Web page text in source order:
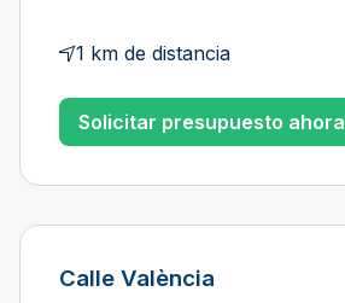
1 km de distancia
Solicitar presupuesto ahora
Calle València